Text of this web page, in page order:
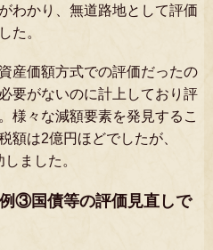
わかり、無道路地として評価
た。
産価額方式での評価だったの
要がないのに計上しており評
様々な減額要素を発見するこ
額は2億円ほどでしたが、
ました。
③国債等の評価見直しで